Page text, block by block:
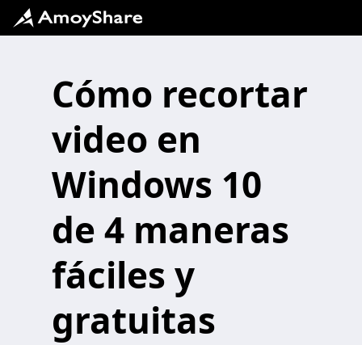
Cómo recortar
video en
Windows 10
de 4 maneras
fáciles y
gratuitas